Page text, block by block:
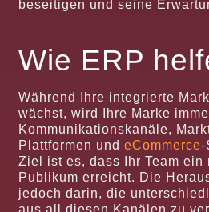
beseitigen und seine
Wie ERP
Während Ihre integrierte
wächst, wird Ihre Marke
Kommunikationskanäle,
Plattformen undeCommerce-
Ziel ist es, dass Ihr Team ein
Publikum erreicht. Die
jedoch darin, die